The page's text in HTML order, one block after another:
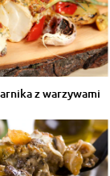
z warzywami